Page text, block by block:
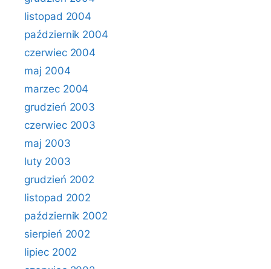
listopad 2004
październik 2004
czerwiec 2004
maj 2004
marzec 2004
grudzień 2003
czerwiec 2003
maj 2003
luty 2003
grudzień 2002
listopad 2002
październik 2002
sierpień 2002
lipiec 2002